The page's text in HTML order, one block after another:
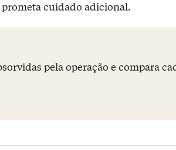
prometa cuidado adicional.
pela operação e compara